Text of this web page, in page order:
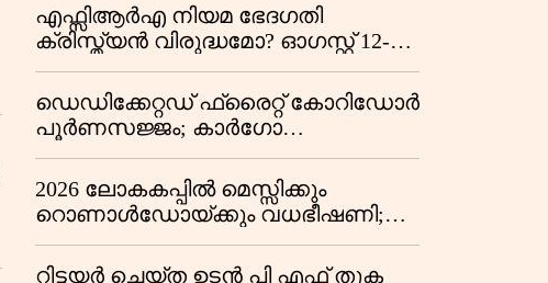
എഫ്സിആർഎ നിയമ ഭേദഗതി
ക്രിസ്ത്യൻ വിരുദ്ധമോ? ഓഗസ്റ്റ് 12-ന്
പാർലമെന്റിലെത്തുന്ന ബില്ലിന്
പിന്നിലെ യഥാർത്ഥ അജണ്ട എന്ത്?
ഡെഡിക്കേറ്റഡ് ഫ്രൈറ്റ് കോറിഡോർ
പൂർണസജ്ജം; കാർഗോ
ടെർമിനലുകളിലൂടെ ഇന്ത്യൻ
റെയിൽവേയുടെ ചരക്ക്
ഗതാഗതത്തിൽ വൻ കുതിപ്പ്
2026 ലോകകപ്പിൽ മെസ്സിക്കും
റൊണാൾഡോയ്ക്കും വധഭീഷണി;
ഞെട്ടിക്കുന്ന പോലീസ് രേഖകൾ
പുറത്ത്
റിട്ടയർ ചെയ്ത ഉടൻ പി എഫ് തുക